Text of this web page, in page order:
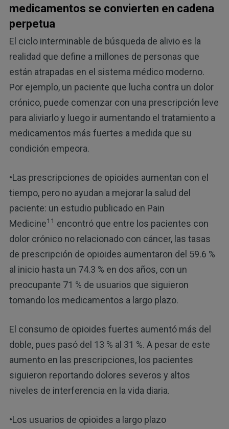
medicamentos se convierten en cadena
perpetua
El ciclo interminable de búsqueda de alivio es la
realidad que define a millones de personas que
están atrapadas en el sistema médico moderno.
Por ejemplo, un paciente que lucha contra un dolor
crónico, puede comenzar con una prescripción leve
para aliviarlo y luego ir aumentando el tratamiento a
medicamentos más fuertes a medida que su
condición empeora.
•Las prescripciones de opioides aumentan con el
tiempo, pero no ayudan a mejorar la salud del
paciente: un estudio publicado en Pain
Medicine11 encontró que entre los pacientes con
dolor crónico no relacionado con cáncer, las tasas
de prescripción de opioides aumentaron del 59.6 %
al inicio hasta un 74.3 % en dos años, con un
preocupante 71 % de usuarios que siguieron
tomando los medicamentos a largo plazo.
El consumo de opioides fuertes aumentó más del
doble, pues pasó del 13 % al 31 %. A pesar de este
aumento en las prescripciones, los pacientes
siguieron reportando dolores severos y altos
niveles de interferencia en la vida diaria.
•Los usuarios de opioides a largo plazo